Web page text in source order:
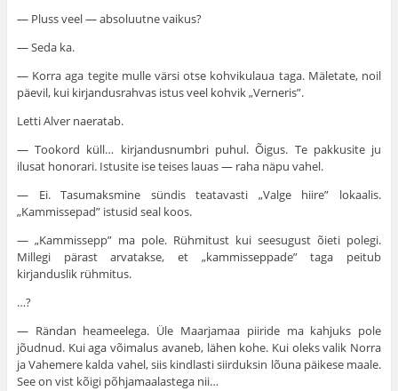
— Pluss veel — absoluutne vaikus?
— Seda ka.
— Korra aga tegite mulle värsi otse kohvikulaua taga. Mäletate, noil
päevil, kui kirjandusrahvas istus veel kohvik „Verneris”.
Letti Alver naeratab.
— Tookord küll… kirjandusnumbri puhul. Õigus. Te pakkusite ju
ilusat honorari. Istusite ise teises lauas — raha näpu vahel.
— Ei. Tasumaksmine sündis teatavasti „Valge hiire” lokaalis.
„Kammissepad” istusid seal koos.
— „Kammissepp” ma pole. Rühmitust kui seesugust õieti polegi.
Millegi pärast arvatakse, et „kammisseppade” taga peitub
kirjanduslik rühmitus.
…?
— Rändan heameelega. Üle Maarjamaa piiride ma kahjuks pole
jõudnud. Kui aga võimalus avaneb, lähen kohe. Kui oleks valik Norra
ja Vahemere kalda vahel, siis kindlasti siirduksin lõuna päikese maale.
See on vist kõigi põhjamaalastega nii…